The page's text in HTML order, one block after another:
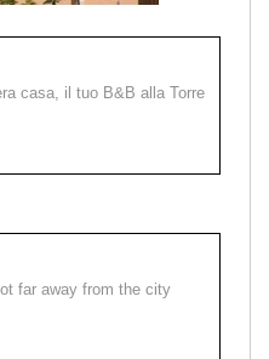
casa, il tuo B&B alla Torre
far away from the city